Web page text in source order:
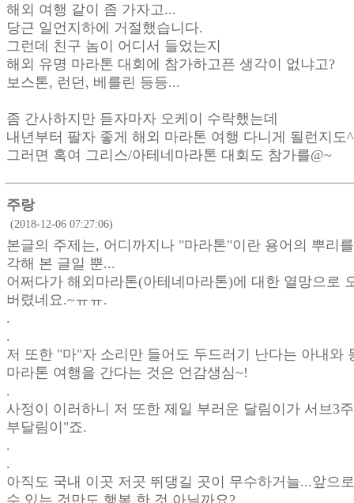
해외 여행 같이 좀 가자고...
당근 일언지하에 거절했습니다.
그런데 친구 놈이 어디서 들었는지
해외 유명 마라톤 대회에 참가하고픈 생각이 없냐고?
보스톤, 런던, 베를린 등등...
좀 간사하지만 듣자마자 오케이 수락했는데
내년부터 팔자 좋게 해외 마라톤 여행 다니게 될런지도
그러면 혹여 그리스/아테네마라톤 대회도 참가를@~
주랑
(2018-12-06 07:27:06)
본글의 주제는, 어디까지나 "마라톤"이란 용어의 뿌리
각해 본 글일 뿐...
어쩌다가 해외마라톤(아테네마라톤)에 대한 열망으로
버렸네요.~ㅠㅠ.
.
.
저 또한 "마"자 소리만 들어도 두드러기 난다는 아내와
마라톤 여행을 간다는 것은 언감생심~!
.
사정이 이러하니 저 또한 제일 부러운 달림이가 서브3
부달림이"죠.
.
.
아직도 국내 이곳 저곳 뛰댕길 곳이 무수하거늘...앞으
수 있는 것만도 행복 한 것 아닐까요?